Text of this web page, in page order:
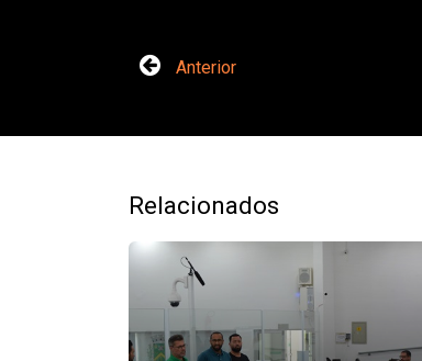
Anterior
Relacionados